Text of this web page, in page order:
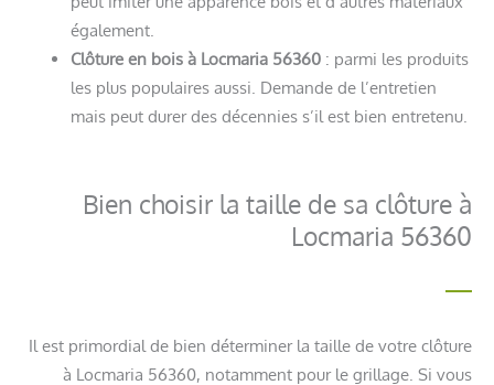
également.
Clôture en bois à Locmaria 56360 : parmi les produits
les plus populaires aussi. Demande de l’entretien
mais peut durer des décennies s’il est bien entretenu.
Bien choisir la taille de sa clôture à
Locmaria 56360
Il est primordial de bien déterminer la taille de votre clôture
à Locmaria 56360, notamment pour le grillage. Si vous